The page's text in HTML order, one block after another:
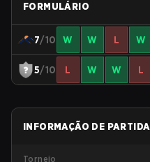
FORMULÁRIO
7/10 W W L W
5/10 L W W L
INFORMAÇÃO DE PARTIDA
Torneio